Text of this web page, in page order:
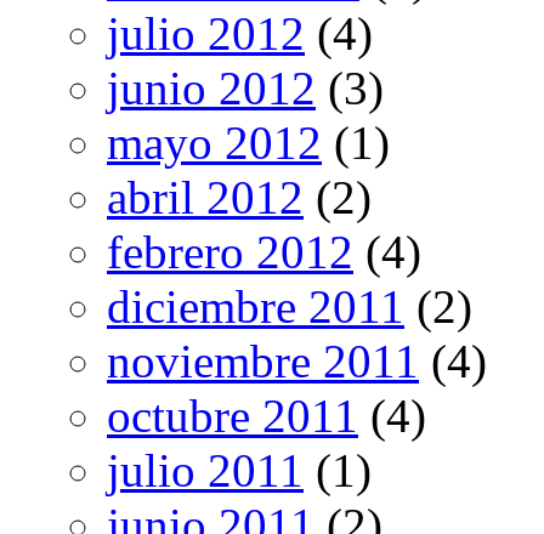
julio 2012 (4)
junio 2012 (3)
mayo 2012 (1)
abril 2012 (2)
febrero 2012 (4)
diciembre 2011 (2)
noviembre 2011 (4)
octubre 2011 (4)
julio 2011 (1)